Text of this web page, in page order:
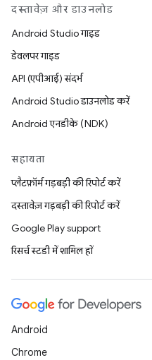
दस्तावेज़ और डाउनलोड
Android Studio गाइड
डेवलपर गाइड
API (एपीआई) संदर्भ
Android Studio डाउनलोड करें
Android एनडीके (NDK)
सहायता
प्लैटफ़ॉर्म गड़बड़ी की रिपोर्ट करें
दस्तावेज़ गड़बड़ी की रिपोर्ट करें
Google Play support
रिसर्च स्टडी में शामिल हों
Android
Chrome